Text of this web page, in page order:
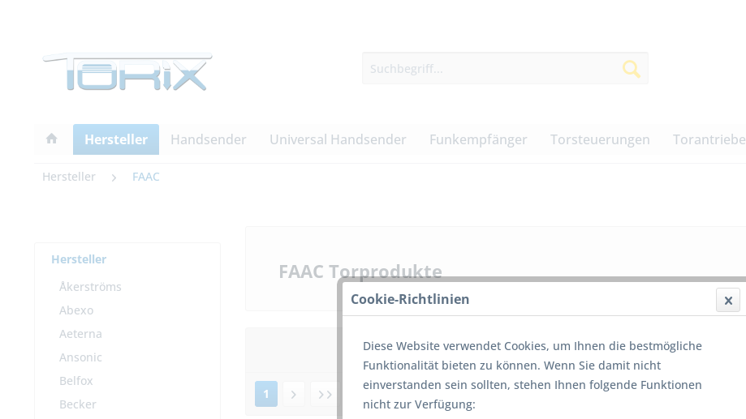
Hersteller Handsender Universal Handsender Funkempfänger Torsteuerungen Torantriebe
Hersteller FAAC
Hersteller
Åkerströms
Abexo
Aeterna
Ansonic
Belfox
Becker
FAAC Torprodukte
1 von8
Cookie-Richtlinien
Diese Website verwendet Cookies, um Ihnen die bestmögliche
Funktionalität bieten zu können. Wenn Sie damit nicht
einverstanden sein sollten, stehen Ihnen folgende Funktionen
nicht zur Verfügung: